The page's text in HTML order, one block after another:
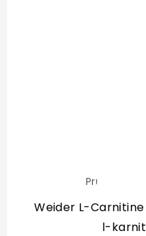
Průměrné
produktu
je
Weider L-
l-